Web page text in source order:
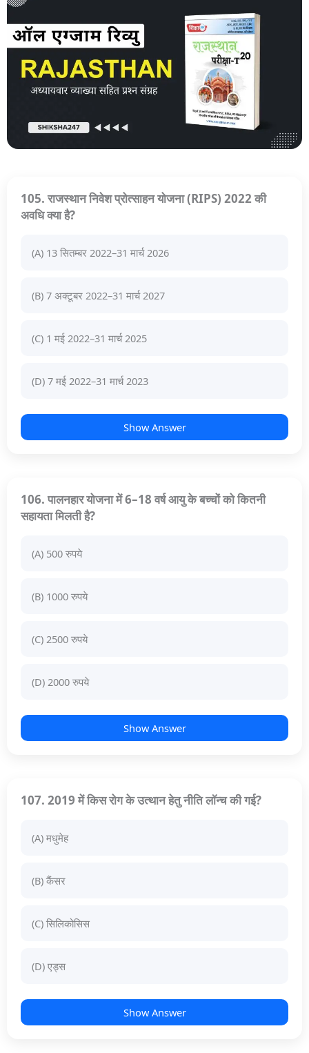
105. राजस्थान निवेश प्रोत्साहन योजना (RIPS) 2022 की
अवधि क्या है?
(A) 13 सितम्बर 2022–31 मार्च 2026
(B) 7 अक्टूबर 2022–31 मार्च 2027
(C) 1 मई 2022–31 मार्च 2025
(D) 7 मई 2022–31 मार्च 2023
Show Answer
106. पालनहार योजना में 6–18 वर्ष आयु के बच्चों को कितनी
सहायता मिलती है?
(A) 500 रुपये
(B) 1000 रुपये
(C) 2500 रुपये
(D) 2000 रुपये
Show Answer
107. 2019 में किस रोग के उत्थान हेतु नीति लॉन्च की गई?
(A) मधुमेह
(B) कैंसर
(C) सिलिकोसिस
(D) एड्स
Show Answer